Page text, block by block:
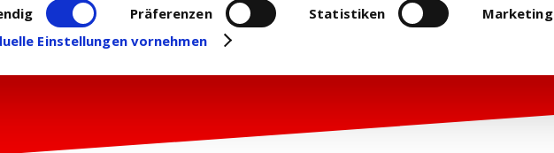
finden Sie auf unserer Seite zumDatenschutz. Dort können Sie Ihre
auch jederzeit widerrufen oder anpassen.
Präferenzen Statistiken
Marketing
Einstellungen vornehmen